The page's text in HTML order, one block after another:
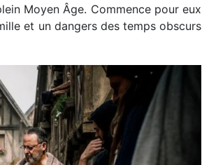
Moyen Âge. Commence pour eux
et un dangers des temps obscurs